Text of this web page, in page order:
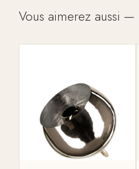
Vous aimerez aussi —